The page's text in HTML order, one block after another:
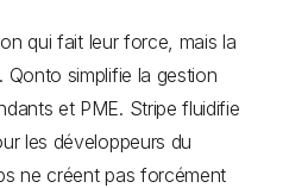
qui fait leur force, mais la
Qonto simplifie la gestion
et PME. Stripe fluidifie
les développeurs du
ne créent pas forcément